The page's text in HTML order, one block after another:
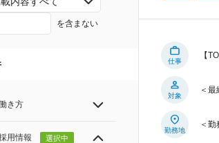
を含まない
き方
用情報 選択中
仕事
【
対象
＜
勤務地
＜